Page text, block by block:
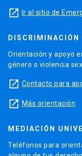
launch Ir al sitio de
DISCRIMINACIÓN
Orientación y apoyo
género o violencia
launch Contacto para
launch Más orientación
MEDIACIÓN
Teléfonos para